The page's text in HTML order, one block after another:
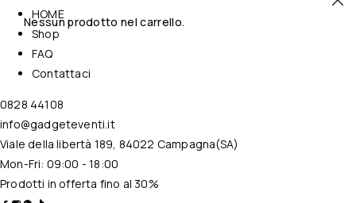
Nessun prodotto nel carrello.
HOME
Shop
FAQ
Contattaci
0828 44108
info@gadgeteventi.it
Viale della libertà 189, 84022 Campagna(SA)
Mon-Fri: 09:00 - 18:00
Prodotti in offerta fino al 30%